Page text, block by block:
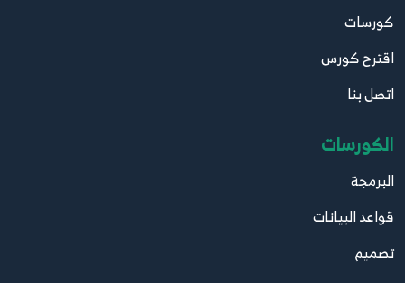
كورسات
اقترح كورس
اتصل بنا
الكورسات
البرمجة
قواعد البيانات
تصميم